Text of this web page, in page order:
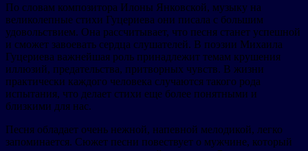
По словам композитора Илоны Янковской, музыку на
великолепные стихи Гуцериева они писала с большим
удовольствием. Она рассчитывает, что песня станет успешной
и сможет завоевать сердца слушателей. В поэзии Михаила
Гуцериева важнейшая роль принадлежит темам крушения
иллюзий, предательства, притворных чувств. В жизни
практически каждого человека случаются такого рода
испытания, что делает стихи еще более понятными и
близкими для нас.
Песня обладает очень нежной, напевной мелодикой, легко
запоминается. Сюжет песни повествует о мужчине, который